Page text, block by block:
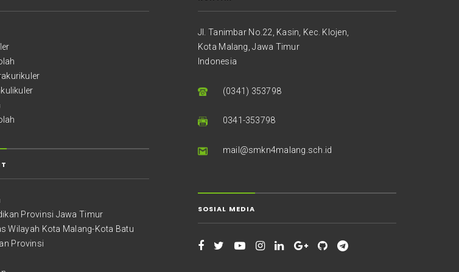
Provinsi Jawa Timur
Wilayah Kota Malang-Kota Batu
Provinsi
Jl. Tanimbar No.22, Kasin, Kec. Klojen,
Kota Malang, Jawa Timur
Indonesia
(0341) 353798
0341-353798
mail@smkn4malang.sch.id
SOSIAL MEDIA